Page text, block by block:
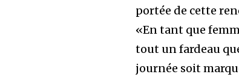
portée de cette
«En tant que
tout un fardeau
journée soit